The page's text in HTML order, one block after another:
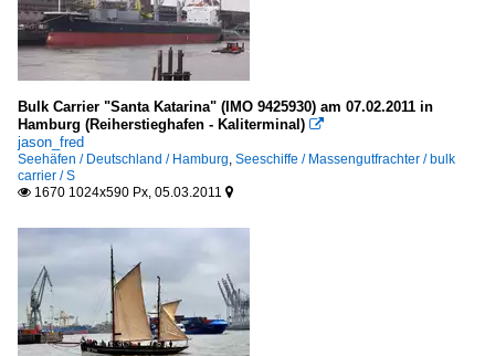
Bulk Carrier "Santa Katarina" (IMO 9425930) am 07.02.2011 in
Hamburg (Reiherstieghafen - Kaliterminal) 
jason_fred
Seehäfen / Deutschland / Hamburg Seeschiffe / Massengutfrachter / bulk
carrier / S
 1670 1024x590 Px, 05.03.2011 